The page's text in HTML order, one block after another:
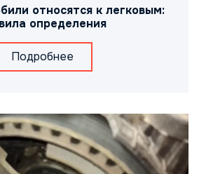
относятся к легковым:
определения
Подробнее